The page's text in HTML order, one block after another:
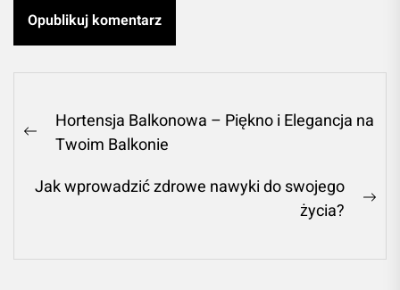
Nawigacja
wpisu
Previous
Hortensja Balkonowa – Piękno i Elegancja na
Twoim Balkonie
Jak wprowadzić zdrowe nawyki do swojego
życia?